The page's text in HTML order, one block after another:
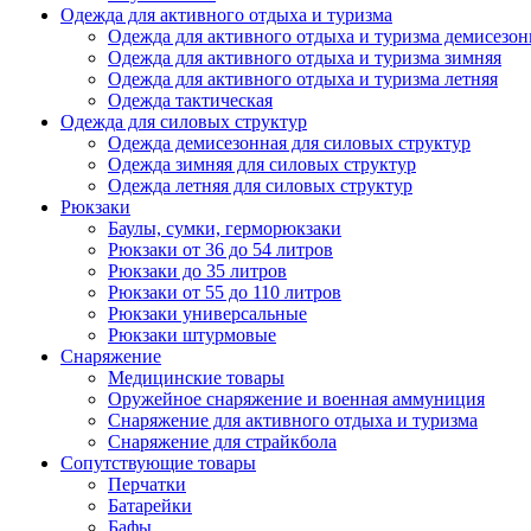
Одежда для активного отдыха и туризма
Одежда для активного отдыха и туризма
Одежда для активного отдыха и туризма зимняя
Одежда для активного отдыха и туризма летняя
Одежда тактическая
Одежда для силовых структур
Одежда демисезонная для силовых структур
Одежда зимняя для силовых структур
Одежда летняя для силовых структур
Рюкзаки
Баулы, сумки, герморюкзаки
Рюкзаки от 36 до 54 литров
Рюкзаки до 35 литров
Рюкзаки от 55 до 110 литров
Рюкзаки универсальные
Рюкзаки штурмовые
Снаряжение
Медицинские товары
Оружейное снаряжение и военная аммуниция
Снаряжение для активного отдыха и туризма
Снаряжение для страйкбола
Сопутствующие товары
Перчатки
Батарейки
Бафы